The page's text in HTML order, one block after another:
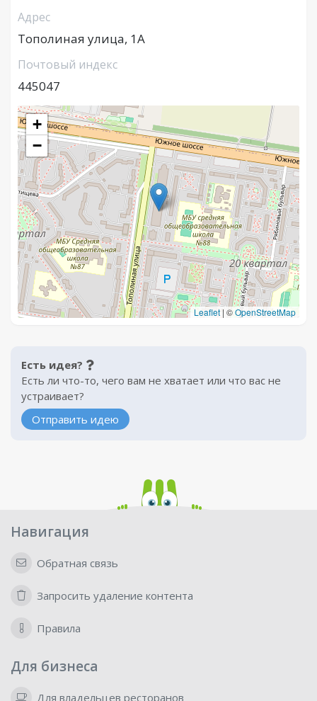
Адрес
Тополиная улица, 1А
Почтовый индекс
445047
+
−
Leaflet | ©OpenStreetMap
Есть идея?
Есть ли что-то, чего вам не хватает или что вас не
устраивает?
Отправить идею
Навигация
Обратная связь
Запросить удаление контента
Правила
Для бизнеса
Для владельцев ресторанов